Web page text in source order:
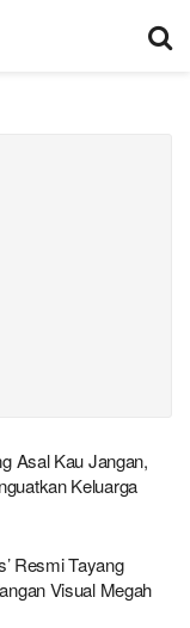
Asal Kau Jangan,
Keluarga
Resmi Tayang
Visual Megah